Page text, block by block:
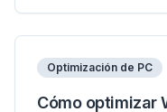
Optimización de PC
Cómo optimizar